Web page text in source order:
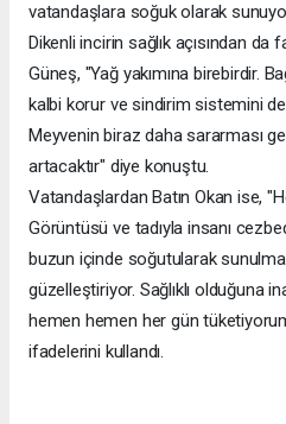
vatandaşlara soğuk olarak
Dikenli incirin sağlık açısından da
Güneş, "Yağ yakımına birebirdir.
kalbi korur ve sindirim sistemini
Meyvenin biraz daha sararması
artacaktır" diye konuştu.
Vatandaşlardan Batın Okan ise,
Görüntüsü ve tadıyla insanı
buzun içinde soğutularak
güzelleştiriyor. Sağlıklı olduğuna
hemen hemen her gün
ifadelerini kullandı.